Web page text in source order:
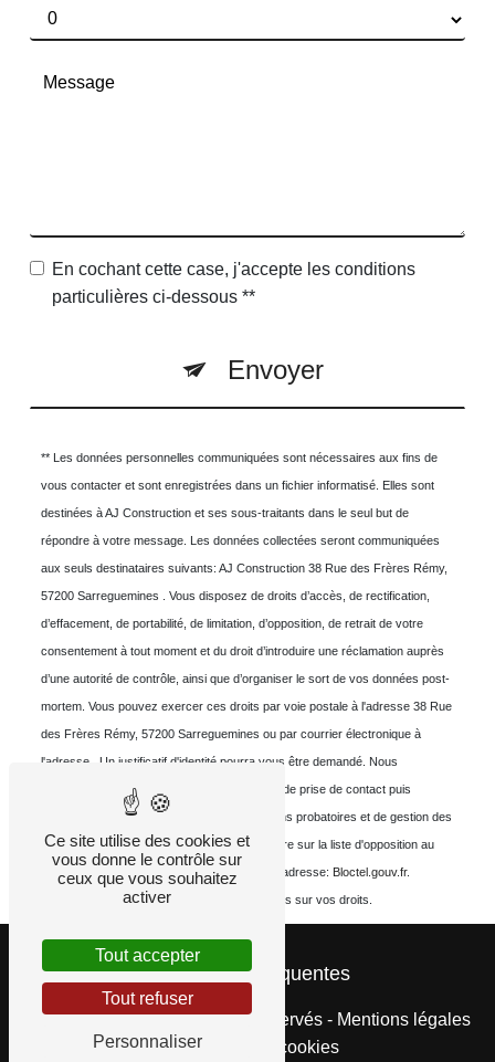
En cochant cette case, j'accepte les conditions
particulières ci-dessous **
Envoyer
** Les données personnelles communiquées sont nécessaires aux fins de
vous contacter et sont enregistrées dans un fichier informatisé. Elles sont
destinées à AJ Construction et ses sous-traitants dans le seul but de
répondre à votre message. Les données collectées seront communiquées
aux seuls destinataires suivants: AJ Construction 38 Rue des Frères Rémy,
57200 Sarreguemines . Vous disposez de droits d’accès, de rectification,
d’effacement, de portabilité, de limitation, d’opposition, de retrait de votre
consentement à tout moment et du droit d’introduire une réclamation auprès
d’une autorité de contrôle, ainsi que d’organiser le sort de vos données post-
mortem. Vous pouvez exercer ces droits par voie postale à l'adresse 38 Rue
des Frères Rémy, 57200 Sarreguemines ou par courrier électronique à
l'adresse . Un justificatif d'identité pourra vous être demandé. Nous
conservons vos données pendant la période de prise de contact puis
pendant la durée de prescription légale aux fins probatoires et de gestion des
contentieux. Vous avez le droit de vous inscrire sur la liste d'opposition au
démarchage téléphonique, disponible à cette adresse: Bloctel.gouv.fr.
Consultez le site cnil.fr pour plus d’informations sur vos droits.
Recherches fréquentes
Vistalid- 2026 - Tous droits réservés - Mentions légales
-Gestion des cookies
Ce site utilise des cookies et
vous donne le contrôle sur
ceux que vous souhaitez
activer
Tout accepter
Tout refuser
Personnaliser